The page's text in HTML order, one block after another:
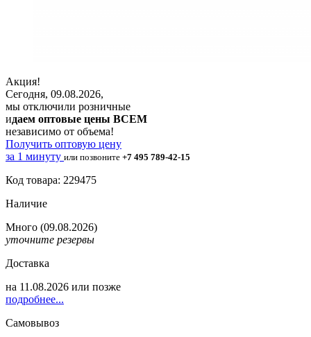
Акция!
Сегодня, 09.08.2026,
мы отключили розничные
идаем оптовые цены ВСЕМ
независимо от объема!
Получить оптовую цену
за 1 минуту или позвоните +7 495 789-42-15
Код товара: 229475
Наличие
Много (09.08.2026)
уточните резервы
Доставка
на 11.08.2026 или позже
подробнее...
Самовывоз